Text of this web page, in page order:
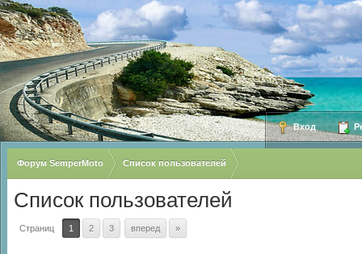
Вход
Форум SemperMoto Список пользователей
Список пользователей
Страниц 1 2 3 вперед »